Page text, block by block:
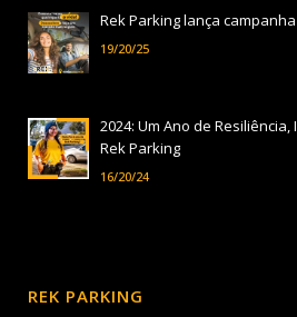
Rek Parking lança
19/20/25
2024: Um Ano de
Rek Parking
16/20/24
REK PARKING